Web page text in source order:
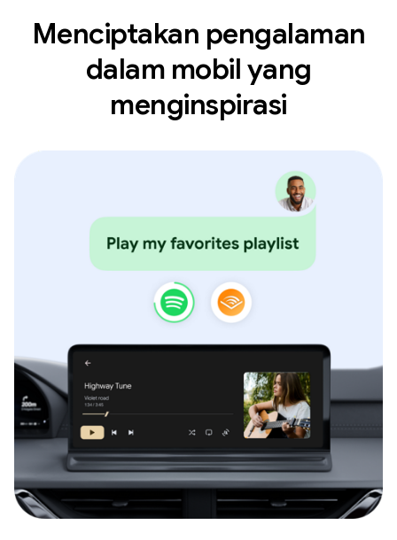
Menciptakan pengalaman
dalam mobil yang
menginspirasi